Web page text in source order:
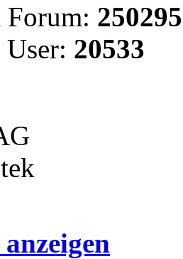
250295
20533